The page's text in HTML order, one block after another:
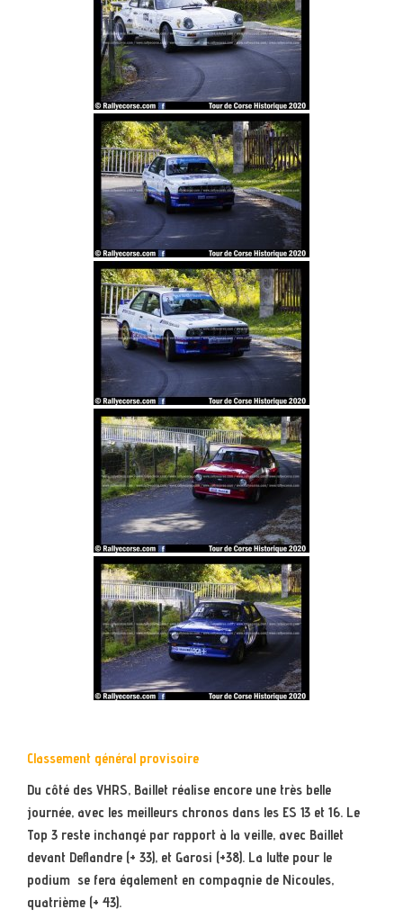
Classement général provisoire
Du côté des VHRS, Baillet réalise encore une très belle
journée, avec les meilleurs chronos dans les ES 13 et 16. Le
Top 3 reste inchangé par rapport à la veille, avec Baillet
devant Deflandre (+ 33), et Garosi (+38). La lutte pour le
podium se fera également en compagnie de Nicoules,
quatrième (+ 43).